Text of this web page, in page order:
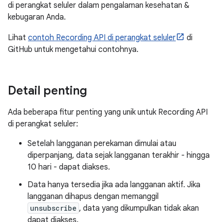
di perangkat seluler dalam pengalaman kesehatan &
kebugaran Anda.
Lihat contoh Recording API di perangkat seluler
di
GitHub untuk mengetahui contohnya.
Detail penting
Ada beberapa fitur penting yang unik untuk Recording API
di perangkat seluler:
Setelah langganan perekaman dimulai atau
diperpanjang, data sejak langganan terakhir - hingga
10 hari - dapat diakses.
Data hanya tersedia jika ada langganan aktif. Jika
langganan dihapus dengan memanggil
unsubscribe , data yang dikumpulkan tidak akan
dapat diakses.